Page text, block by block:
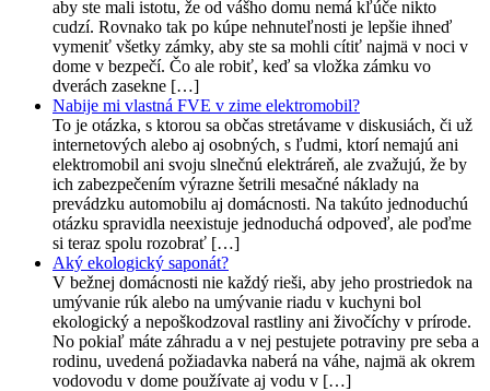
aby ste mali istotu, že od vášho domu nemá kľúče nikto
cudzí. Rovnako tak po kúpe nehnuteľnosti je lepšie ihneď
vymeniť všetky zámky, aby ste sa mohli cítiť najmä v noci v
dome v bezpečí. Čo ale robiť, keď sa vložka zámku vo
dverách zasekne […]
Nabije mi vlastná FVE v zime elektromobil?
To je otázka, s ktorou sa občas stretávame v diskusiách, či už
internetových alebo aj osobných, s ľudmi, ktorí nemajú ani
elektromobil ani svoju slnečnú elektráreň, ale zvažujú, že by
ich zabezpečením výrazne šetrili mesačné náklady na
prevádzku automobilu aj domácnosti. Na takúto jednoduchú
otázku spravidla neexistuje jednoduchá odpoveď, ale poďme
si teraz spolu rozobrať […]
Aký ekologický saponát?
V bežnej domácnosti nie každý rieši, aby jeho prostriedok na
umývanie rúk alebo na umývanie riadu v kuchyni bol
ekologický a nepoškodzoval rastliny ani živočíchy v prírode.
No pokiaľ máte záhradu a v nej pestujete potraviny pre seba a
rodinu, uvedená požiadavka naberá na váhe, najmä ak okrem
vodovodu v dome používate aj vodu v […]